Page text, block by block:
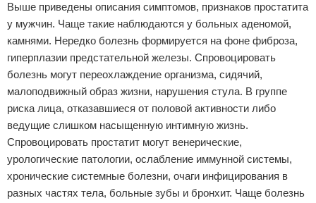
Выше приведены описания симптомов, признаков простатита
у мужчин. Чаще такие наблюдаются у больных аденомой,
камнями. Нередко болезнь формируется на фоне фиброза,
гиперплазии предстательной железы. Спровоцировать
болезнь могут переохлаждение организма, сидячий,
малоподвижный образ жизни, нарушения стула. В группе
риска лица, отказавшиеся от половой активности либо
ведущие слишком насыщенную интимную жизнь.
Спровоцировать простатит могут венерические,
урологические патологии, ослабление иммунной системы,
хронические системные болезни, очаги инфицирования в
разных частях тела, больные зубы и бронхит. Чаще болезнь